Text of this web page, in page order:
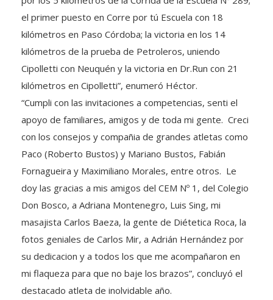
el primer puesto en Corre por tú Escuela con 18
kilómetros en Paso Córdoba; la victoria en los 14
kilómetros de la prueba de Petroleros, uniendo
Cipolletti con Neuquén y la victoria en Dr.Run con 21
kilómetros en Cipolletti”, enumeró Héctor.
“Cumpli con las invitaciones a competencias, senti el
apoyo de familiares, amigos y de toda mi gente. Creci
con los consejos y compañia de grandes atletas como
Paco (Roberto Bustos) y Mariano Bustos, Fabián
Fornagueira y Maximiliano Morales, entre otros. Le
doy las gracias a mis amigos del CEM Nº 1, del Colegio
Don Bosco, a Adriana Montenegro, Luis Sing, mi
masajista Carlos Baeza, la gente de Diétetica Roca, la
fotos geniales de Carlos Mir, a Adrián Hernández por
su dedicacion y a todos los que me acompañaron en
mi flaqueza para que no baje los brazos”, concluyó el
destacado atleta de inolvidable año.